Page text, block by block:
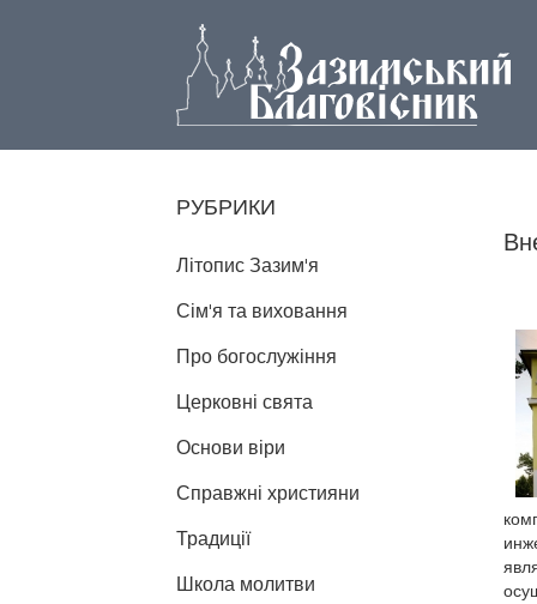
РУБРИКИ
Літопис Зазим'я
Сім'я та виховання
Про богослужіння
Церковні свята
Основи віри
Справжні християни
Традиції
Школа молитви